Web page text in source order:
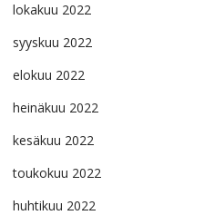
lokakuu 2022
syyskuu 2022
elokuu 2022
heinäkuu 2022
kesäkuu 2022
toukokuu 2022
huhtikuu 2022